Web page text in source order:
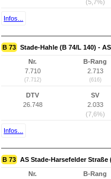
(5,7%)
Infos...
B 73 Stade-Hahle (B 74/L 140) -
Nr.
7.710
(7.712)
B-Rang
2.713
(616)
DTV
26.748
SV
2.033
(7,6%)
Infos...
B 73 AS Stade-Harsefelder Straße
Nr.
B-Rang